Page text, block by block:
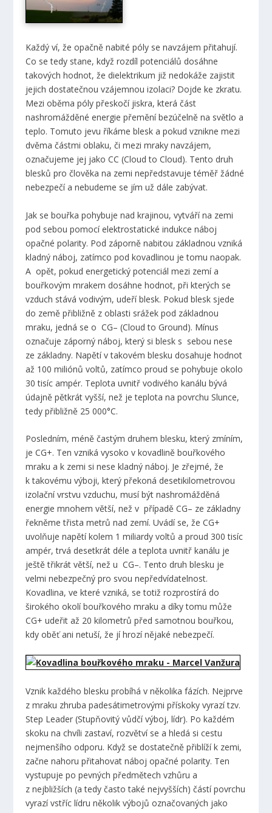
Každý ví, že opačně nabité póly se navzájem přitahují.
Co se tedy stane, když rozdíl potenciálů dosáhne
takových hodnot, že dielektrikum již nedokáže zajistit
jejich dostatečnou vzájemnou izolaci? Dojde ke zkratu.
Mezi oběma póly přeskočí jiskra, která část
nashromážděné energie přemění bezúčelně na světlo a
teplo. Tomuto jevu říkáme blesk a pokud vznikne mezi
dvěma částmi oblaku, či mezi mraky navzájem,
označujeme jej jako CC (Cloud to Cloud). Tento druh
blesků pro člověka na zemi nepředstavuje téměř žádné
nebezpečí a nebudeme se jím už dále zabývat.
Jak se bouřka pohybuje nad krajinou, vytváří na zemi
pod sebou pomocí elektrostatické indukce náboj
opačné polarity. Pod záporně nabitou základnou vzniká
kladný náboj, zatímco pod kovadlinou je tomu naopak.
A opět, pokud energetický potenciál mezi zemí a
bouřkovým mrakem dosáhne hodnot, při kterých se
vzduch stává vodivým, udeří blesk. Pokud blesk sjede
do země přibližně z oblasti srážek pod základnou
mraku, jedná se o CG– (Cloud to Ground). Mínus
označuje záporný náboj, který si blesk s sebou nese
ze základny. Napětí v takovém blesku dosahuje hodnot
až 100 miliónů voltů, zatímco proud se pohybuje okolo
30 tisíc ampér. Teplota uvnitř vodivého kanálu bývá
údajně pětkrát vyšší, než je teplota na povrchu Slunce,
tedy přibližně 25 000°C.
Posledním, méně častým druhem blesku, který zmíním,
je CG+. Ten vzniká vysoko v kovadlině bouřkového
mraku a k zemi si nese kladný náboj. Je zřejmé, že
k takovému výboji, který překoná desetikilometrovou
izolační vrstvu vzduchu, musí být nashromážděná
energie mnohem větší, než v případě CG– ze základny
řekněme třista metrů nad zemí. Uvádí se, že CG+
uvolňuje napětí kolem 1 miliardy voltů a proud 300 tisíc
ampér, trvá desetkrát déle a teplota uvnitř kanálu je
ještě třikrát větší, než u CG–. Tento druh blesku je
velmi nebezpečný pro svou nepředvídatelnost.
Kovadlina, ve které vzniká, se totiž rozprostírá do
širokého okolí bouřkového mraku a díky tomu může
CG+ udeřit až 20 kilometrů před samotnou bouřkou,
kdy oběť ani netuší, že jí hrozí nějaké nebezpečí.
Vznik každého blesku probíhá v několika fázích. Nejprve
z mraku zhruba padesátimetrovými přískoky vyrazí tzv.
Step Leader (Stupňovitý vůdčí výboj, lídr). Po každém
skoku na chvíli zastaví, rozvětví se a hledá si cestu
nejmenšího odporu. Když se dostatečně přiblíží k zemi,
začne nahoru přitahovat náboj opačné polarity. Ten
vystupuje po pevných předmětech vzhůru a
z nejbližších (a tedy často také nejvyšších) částí povrchu
vyrazí vstříc lídru několik výbojů označovaných jako